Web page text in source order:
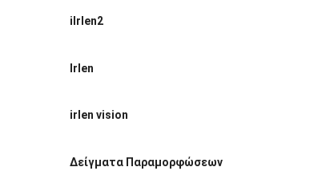
ilrlen2
Irlen
irlen vision
Δείγματα Παραμορφώσεων